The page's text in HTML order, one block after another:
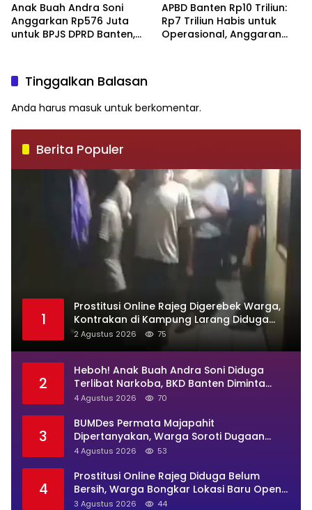
Anak Buah Andra Soni
Anggarkan Rp576 Juta
untuk BPJS DPRD Banten,
APBD Banten Rp10 Triliun:
Rp7 Triliun Habis untuk
Operasional, Anggaran
Tinggalkan Balasan
Anda harus masuk untuk berkomentar.
Berita Populer
1
Prostitusi Online Rajeg Digerebek Warga,
Kontrakan di Kampung Larang Diduga
Jadi Sarang Maksiat
2 Agustus 2026 75
2
Heboh! Anak Buah Andra Soni Diduga
Terlibat Narkoba, BKD Banten Diminta
Buka Suara
4 Agustus 2026 70
3
BUMDes Permata Majapahit
Dipertanyakan, Warga Soroti Dugaan
Pengelolaan Tak Transparan
4 Agustus 2026 53
4
Prostitusi Online Rajeg Diduga Belum
Bersih, Warga Bongkar Lokasi Baru Open
BO Usai Penggerebekan
3 Agustus 2026 44